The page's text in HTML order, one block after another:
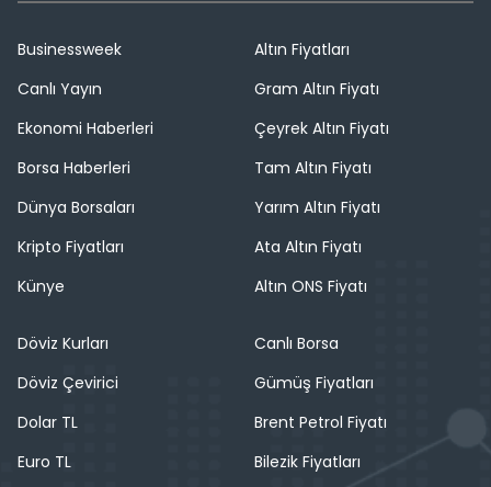
Businessweek
Canlı Yayın
Ekonomi Haberleri
Borsa Haberleri
Dünya Borsaları
Kripto Fiyatları
Künye
Altın Fiyatları
Gram Altın Fiyatı
Çeyrek Altın Fiyatı
Tam Altın Fiyatı
Yarım Altın Fiyatı
Ata Altın Fiyatı
Altın ONS Fiyatı
Döviz Kurları
Döviz Çevirici
Dolar TL
Euro TL
Canlı Borsa
Gümüş Fiyatları
Brent Petrol Fiyatı
Bilezik Fiyatları